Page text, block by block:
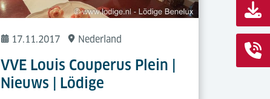
17.11.2017 Nederland
VVE Louis Couperus Plein |
Nieuws | Lödige